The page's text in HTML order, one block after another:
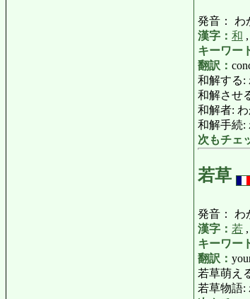
発音： わ
漢字： 和 ,
キーワー
翻訳：
和解する:
和解させ
和解者: わ
和解手続:
次もチェ
若草
発音： わ
漢字： 若 ,
キーワー
翻訳：
若草萌え
若草物語: